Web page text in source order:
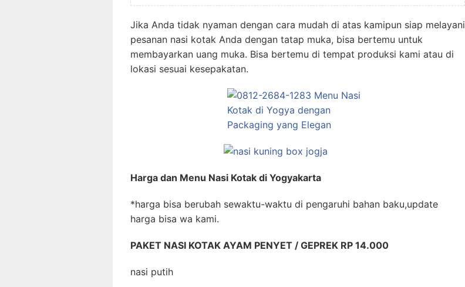
Jika Anda tidak nyaman dengan cara mudah di atas kamipun siap melayani
pesanan nasi kotak Anda dengan tatap muka, bisa bertemu untuk
membayarkan uang muka. Bisa bertemu di tempat produksi kami atau di
lokasi sesuai kesepakatan.
Harga dan Menu Nasi Kotak di Yogyakarta
*harga bisa berubah sewaktu-waktu di pengaruhi bahan baku,update
harga bisa wa kami.
PAKET NASI KOTAK AYAM PENYET / GEPREK RP 14.000
nasi putih